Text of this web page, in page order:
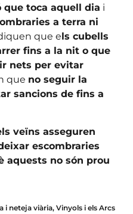
que toca aquell dia i
a terra ni
que els cubells
fins a la nit o que
nets per evitar
que no seguir la
sancions de fins a
veïns asseguren
escombraries
aquests no són prou
i neteja viària, Vinyols i els Arcs